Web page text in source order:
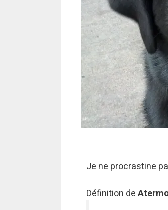
Je ne procrastine
Définition de